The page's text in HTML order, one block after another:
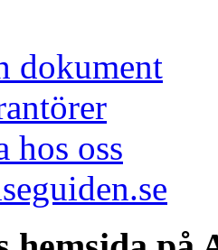
dokument
hos oss